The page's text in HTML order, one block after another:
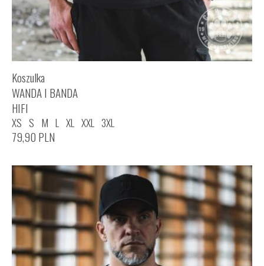
Koszulka
WANDA I BANDA
HIFI
XS S M L XL XXL 3XL
79,90 PLN